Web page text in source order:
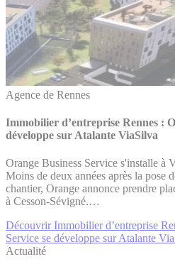
Agence de Rennes
Immobilier d’entreprise Rennes :
développe sur Atalante ViaSilva
Orange Business Service s'installe à
Moins de deux années après la pose
chantier, Orange annonce prendre
à Cesson-Sévigné.…
Découvrir Immobilier d’entreprise
Service se développe sur Atalante
Actualité